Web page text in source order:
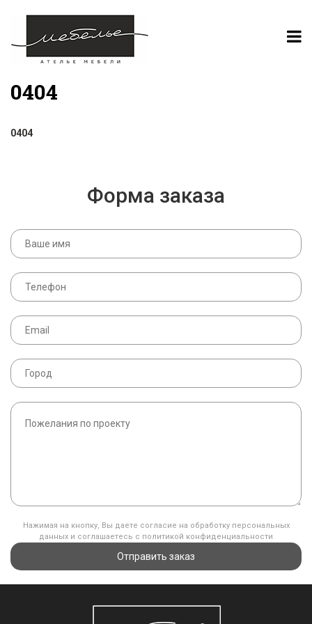
0404
0404
Форма заказа
Нажимая на кнопку, Вы даете согласие на обработку персональных
данных и соглашаетесь с политикой конфиденциальности
Отправить заказ